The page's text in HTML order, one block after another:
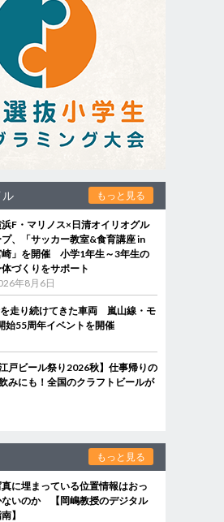
ル もっと見る
F・マリノス×日清オイリオグル
プ、「サッカー教室&食育講座 in
崎」を開催 小学1年生～3年生の
づくりをサポート
年8月6日
走り続けてきた車両 嵐山線・モ
始55周年イベントを開催
戸ビール祭り2026秋】仕事帰りの
みにも！全国のクラフトビールが
もっと見る
に埋まっている位置情報はおっ
ないのか 【岡嶋教授のデジタル
】